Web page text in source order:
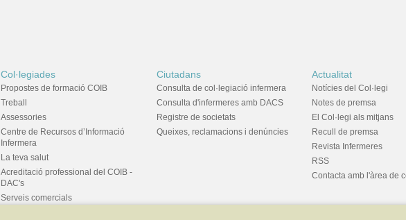
Col·legiades
Propostes de formació COIB
Treball
Assessories
Centre de Recursos d’Informació
Infermera
La teva salut
Acreditació professional del COIB -
DAC's
Serveis comercials
Ciutadans
Consulta de col·legiació infermera
Consulta d'infermeres amb DACS
Registre de societats
Queixes, reclamacions i denúncies
Actualitat
Notícies del Col·legi
Notes de premsa
El Col·legi als mitjans
Recull de premsa
Revista Infermeres
RSS
Contacta amb l'àrea de